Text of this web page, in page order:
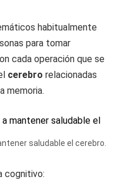
habitualmente
para tomar
cada operación que se
cerebro relacionadas
memoria.
saludable el cerebro.
cognitivo: